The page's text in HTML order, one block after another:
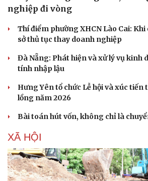
nghiệp đi vòng
Thí điểm phường XHCN Lào Cai:
sở thủ tục thay doanh nghiệp
Đà Nẵng: Phát hiện và xử lý vụ kinh
tính nhập lậu
Hưng Yên tổ chức Lễ hội và xúc
lồng năm 2026
Bài toán hút vốn, không chỉ là
XÃ HỘI